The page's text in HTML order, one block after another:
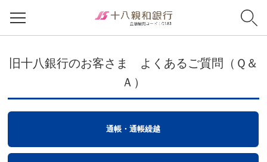
旧十八銀行のお客さま よくあるご質問（Ｑ＆
Ａ）
通帳・通帳繰越